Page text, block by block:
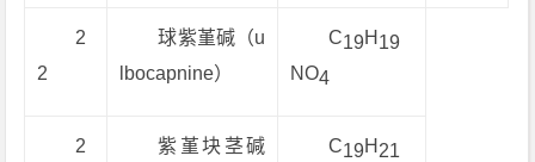
2
2
球紫堇碱（u
lbocapnine）
C19H 19
NO4
2
紫堇块茎碱
C19H 21